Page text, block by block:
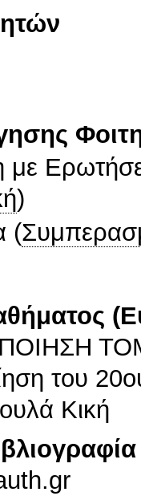
)
(
του
Κική